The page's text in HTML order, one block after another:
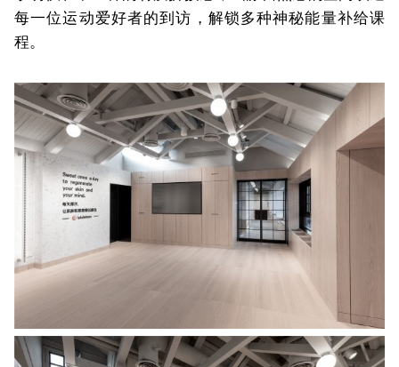
每一位运动爱好者的到访，解锁多种神秘能量补给课
程。